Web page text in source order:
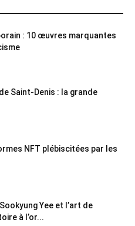
: 10 œuvres marquantes
Saint-Denis : la grande
NFT plébiscitées par les
Yee et l’art de
à l’or...